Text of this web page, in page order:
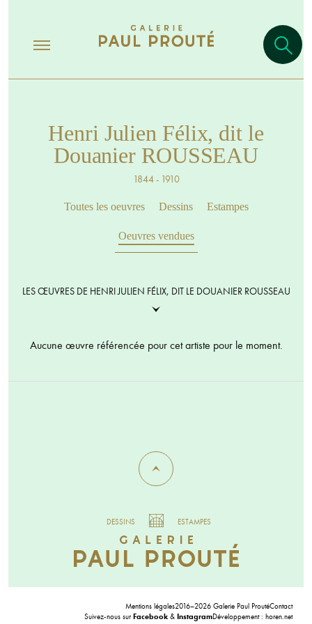
Henri Julien Félix, dit le
Douanier ROUSSEAU
1844 - 1910
Toutes les oeuvres Dessins Estampes
Oeuvres vendues
LES ŒUVRES DE HENRI JULIEN FÉLIX, DIT LE DOUANIER ROUSSEAU
Aucune œuvre référencée pour cet artiste pour le moment.
DESSINS ESTAMPES
Mentions légales2016–2026 Galerie Paul ProutéContact
Suivez-nous surFacebook & InstagramDéveloppement : horen.net